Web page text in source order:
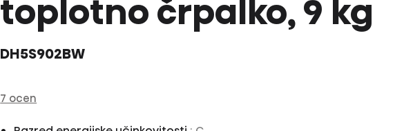
toplotno črpalko, 9 kg
DH5S902BW
7 ocen